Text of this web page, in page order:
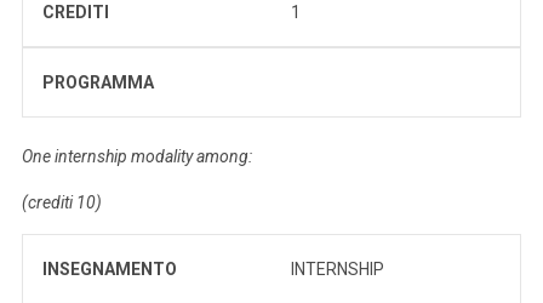
CREDITI 1
PROGRAMMA
One internship modality among:
(crediti 10)
INSEGNAMENTO INTERNSHIP